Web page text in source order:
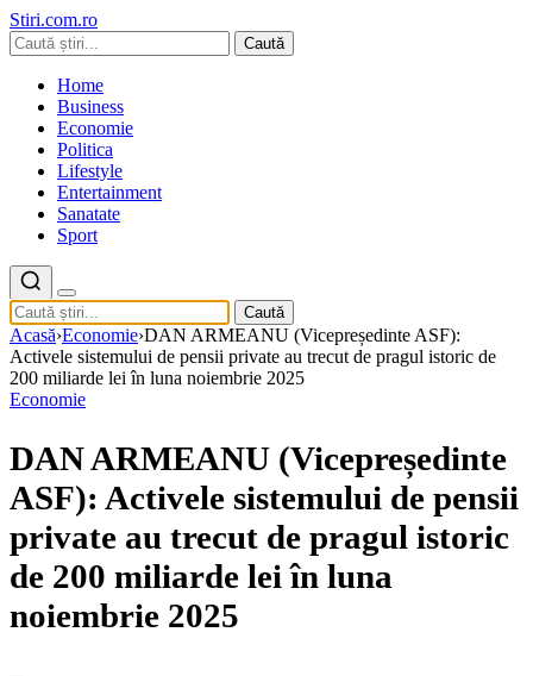
Stiri.com.ro
Caută
Home
Business
Economie
Politica
Lifestyle
Entertainment
Sanatate
Sport
Caută
Acasă›Economie›DAN ARMEANU (Vicepreședinte ASF):
Activele sistemului de pensii private au trecut de pragul istoric de
200 miliarde lei în luna noiembrie 2025
Economie
DAN ARMEANU (Vicepreședinte
ASF): Activele sistemului de pensii
private au trecut de pragul istoric
de 200 miliarde lei în luna
noiembrie 2025